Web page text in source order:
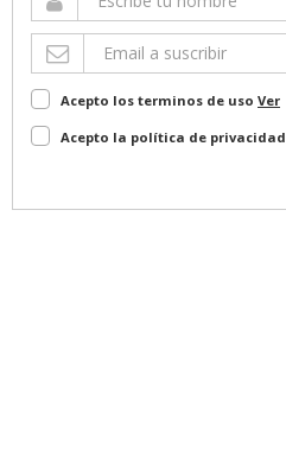
Acepto los terminos de uso Ver
Acepto la política de privacidad